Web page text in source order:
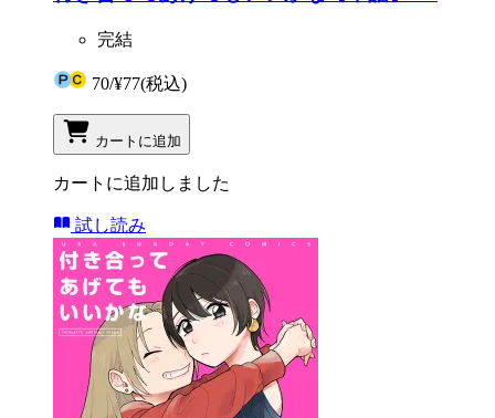
完結
70/¥77(税込)
カートに追加
カートに追加しました
試し読み